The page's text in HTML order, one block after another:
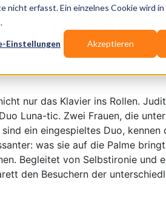
nicht erfasst. Ein einzelnes Cookie wird
Einstellungen Akzeptieren
Akrobatik-
Luna-tic: Klavier-Akrobatik-
nur das Klavier ins Rollen.
Luna-tic. Zwei Frauen, die
ein eingespieltes Duo,
was sie auf die Palme
Begleitet von Selbstironie und
den Besuchern der
Publikationen Branchen-